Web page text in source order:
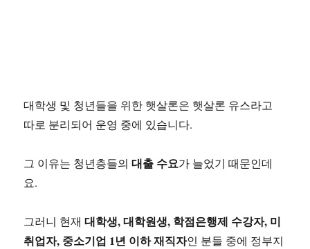
대학생 및 청년들을 위한 햇살론은 햇살론 유스라고
따로 분리되어 운영 중에 있습니다.
그 이유는 청년층들의대출 수요가 늘었기 때문인데
요.
그러니 현재대학생, 대학원생, 학점은행제 수강자, 미
취업자, 중소기업 1년 이하 재직자인 분들 중에 정부지